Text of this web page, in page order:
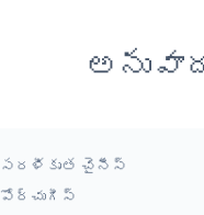
సరళీకృత చైనీస్
పోర్చుగీస్